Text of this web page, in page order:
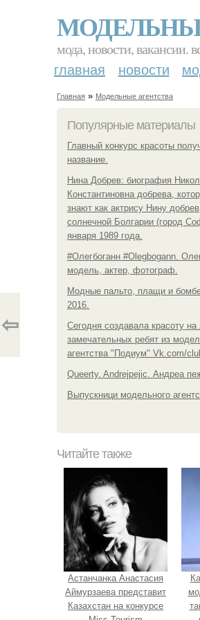
мода, новости, вакансии.
главная новости
Главная » Модельные агентства
Популярные материалы
Главный конкурс красоты
название.
Нина Добрев: биография
Константиновна добрева,
знают как актрису Нину
солнечной Болгарии (город
января 1989 года.
#Олегбоганн #Olegbogann.
модель, актер, фотограф.
Модные пальто, плащи и
2016.
Сегодня создавала красоту на
замечательных ребят из
агентства "Подиум" Vk.com/
Queerty. Andrejpejic. Андреа
Выпускници модельного
⇦
Читайте также
Астанчанка Анастасия
Аймурзаева представит
Казахстан на конкурсе